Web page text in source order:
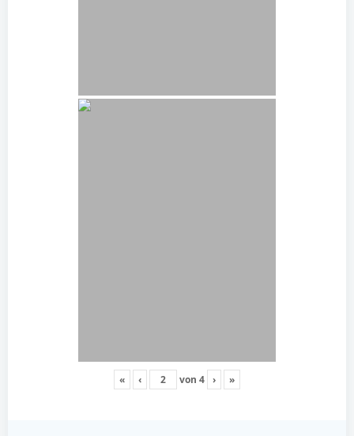
« ‹ von 4 › »